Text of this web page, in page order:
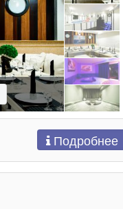
Подробнее